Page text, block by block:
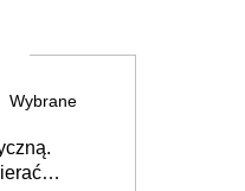
Wybrane